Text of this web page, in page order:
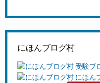
にほんブログ村